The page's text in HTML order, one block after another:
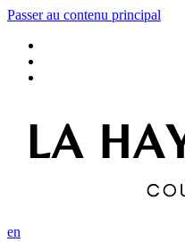
Passer au contenu principal
en